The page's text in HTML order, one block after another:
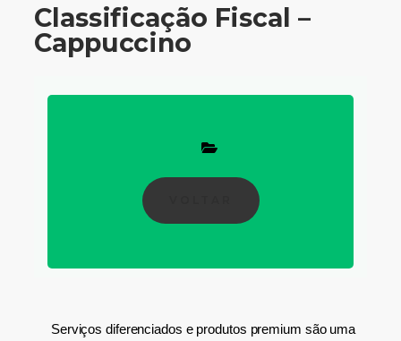
Classificação Fiscal –
Cappuccino
Serviços diferenciados e produtos premium são uma